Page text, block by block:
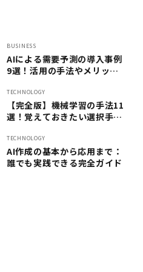
BUSINESS
AIによる需要予測の導入事例
9選！活用の手法やメリット
TECHNOLOGY
【完全版】機械学習の手法11
選！覚えておきたい選択手法
TECHNOLOGY
AI作成の基本から応用まで：
誰でも実践できる完全ガイド